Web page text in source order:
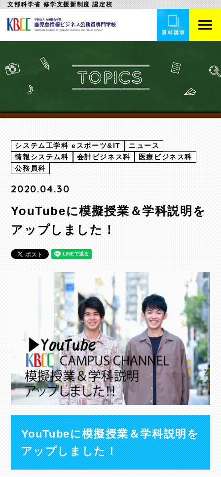
文部科学省 修学支援新制度 認定校
システム工学科 eスポーツ&IT
ニュース
情報システム科
会計ビジネス科
医療ビジネス科
公務員科
2020.04.30
YouTubeに模擬授業＆学科説明を
アップしました！
YouTubeに模擬授業＆学科説明を
アップしました！